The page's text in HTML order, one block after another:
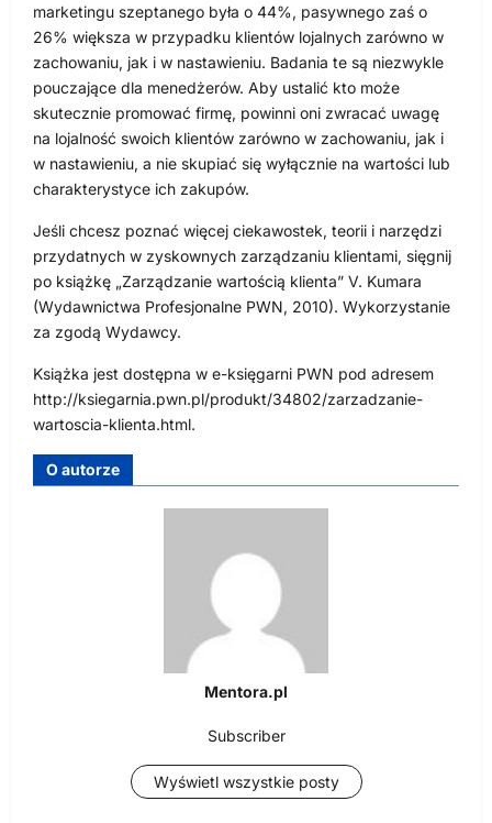
marketingu szeptanego była o 44%, pasywnego zaś o
26% większa w przypadku klientów lojalnych zarówno w
zachowaniu, jak i w nastawieniu. Badania te są niezwykle
pouczające dla menedżerów. Aby ustalić kto może
skutecznie promować firmę, powinni oni zwracać uwagę
na lojalność swoich klientów zarówno w zachowaniu, jak i
w nastawieniu, a nie skupiać się wyłącznie na wartości lub
charakterystyce ich zakupów.
Jeśli chcesz poznać więcej ciekawostek, teorii i narzędzi
przydatnych w zyskownych zarządzaniu klientami, sięgnij
po książkę „Zarządzanie wartością klienta” V. Kumara
(Wydawnictwa Profesjonalne PWN, 2010). Wykorzystanie
za zgodą Wydawcy.
Książka jest dostępna w e-księgarni PWN pod adresem
http://ksiegarnia.pwn.pl/produkt/34802/zarzadzanie-
wartoscia-klienta.html.
O autorze
Mentora.pl
Subscriber
Wyświetl wszystkie posty